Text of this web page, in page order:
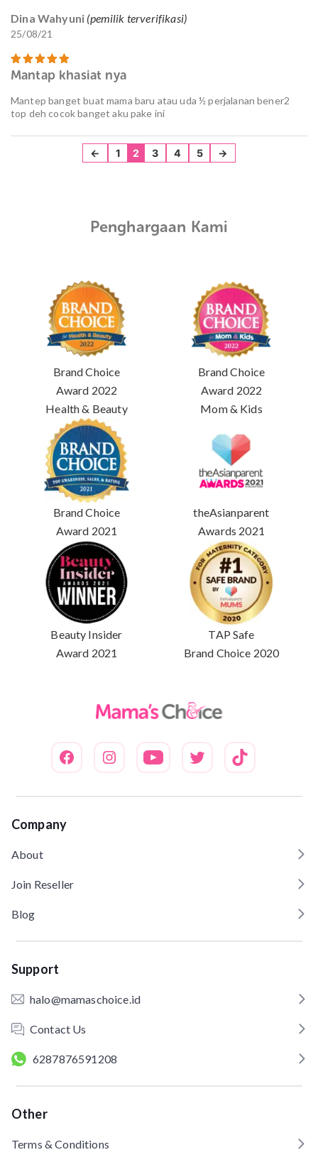
Dina Wahyuni (pemilik terverifikasi)
25/08/21
Dinilai5
dari 5
Mantap khasiat nya
Mantep banget buat mama baru atau uda ½ perjalanan bener2
top deh cocok banget aku pake ini
← 1 2 3 4 5 →
Penghargaan Kami
Brand Choice
Award 2022
Health & Beauty
Brand Choice
Award 2022
Mom & Kids
Brand Choice
Award 2021
theAsianparent
Awards 2021
Beauty Insider
Award 2021
TAP Safe
Brand Choice 2020
Company
About
Join Reseller
Blog
Support
halo@mamaschoice.id
Contact Us
6287876591208
Other
Terms & Conditions